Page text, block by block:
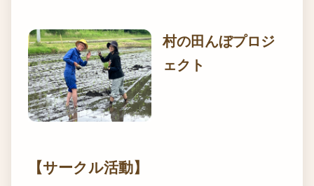
村の田んぼプロジ
ェクト
【サークル活動】